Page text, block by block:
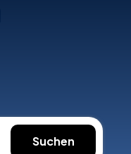
Suchen